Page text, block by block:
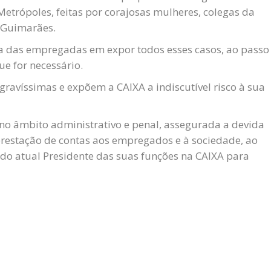
feitas por corajosas mulheres, colegas da
empregadas em expor todos esses casos, ao passo
for necessário.
e expõem a CAIXA a indiscutível risco à sua
âmbito administrativo e penal, assegurada a devida
de contas aos empregados e à sociedade, ao
atual Presidente das suas funções na CAIXA para